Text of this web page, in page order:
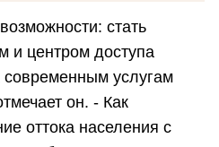
стать
и центром доступа
современным услугам
он. - Как
оттока населения с